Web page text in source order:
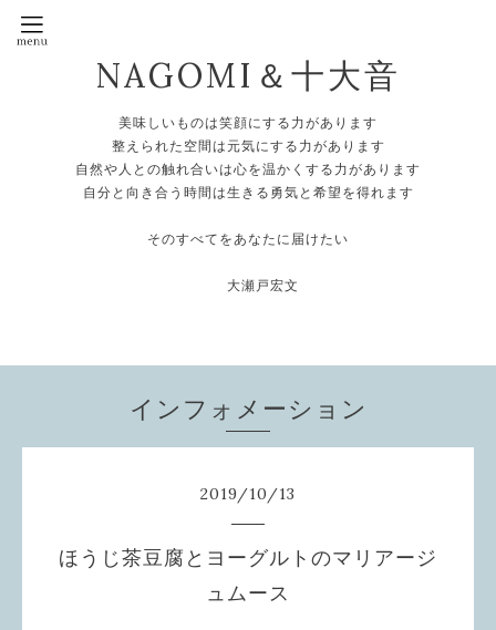
NAGOMI＆十大音
美味しいものは笑顔にする力があります
整えられた空間は元気にする力があります
自然や人との触れ合いは心を温かくする力があります
自分と向き合う時間は生きる勇気と希望を得れます
そのすべてをあなたに届けたい
大瀬戸宏文
インフォメーション
2019/10/13
ほうじ茶豆腐とヨーグルトのマリアージ
ュムース